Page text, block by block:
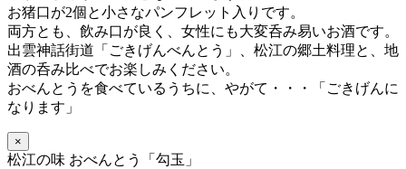
お猪口が2個と小さなパンフレット入りです。
両方とも、飲み口が良く、女性にも大変呑み易いお酒です。
出雲神話街道「ごきげんべんとう」、松江の郷土料理と、地
酒の呑み比べでお楽しみください。
おべんとうを食べているうちに、 やがて・・・「ごきげんに
なります」
×
松江の味 おべんとう「勾玉」